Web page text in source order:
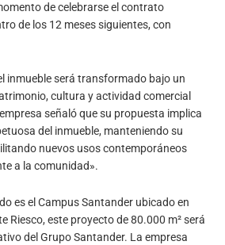
de celebrarse el contrato
de los 12 meses siguientes, con
inmueble será transformado bajo un
cultura y actividad comercial
señaló que su propuesta implica
del inmueble, manteniendo su
nuevos usos contemporáneos
a la comunidad».
es el Campus Santander ubicado en
Riesco, este proyecto de 80.000 m² será
del Grupo Santander. La empresa